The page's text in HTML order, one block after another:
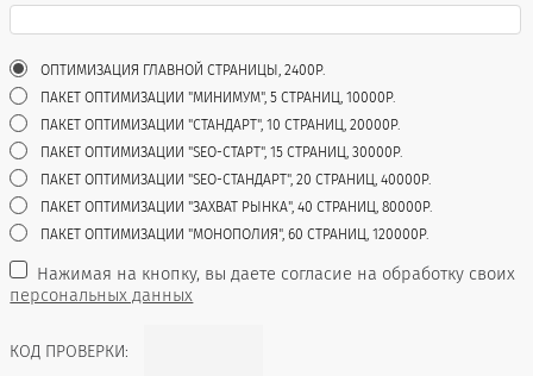
ОПТИМИЗАЦИЯ ГЛАВНОЙ СТРАНИЦЫ, 2400Р.
ПАКЕТ ОПТИМИЗАЦИИ "МИНИМУМ", 5 СТРАНИЦ, 10000Р.
ПАКЕТ ОПТИМИЗАЦИИ "СТАНДАРТ", 10 СТРАНИЦ, 20000Р.
ПАКЕТ ОПТИМИЗАЦИИ "SEO-СТАРТ", 15 СТРАНИЦ, 30000Р.
ПАКЕТ ОПТИМИЗАЦИИ "SEO-СТАНДАРТ", 20 СТРАНИЦ, 40000Р.
ПАКЕТ ОПТИМИЗАЦИИ "ЗАХВАТ РЫНКА", 40 СТРАНИЦ, 80000Р.
ПАКЕТ ОПТИМИЗАЦИИ "МОНОПОЛИЯ", 60 СТРАНИЦ, 120000Р.
Нажимая на кнопку, вы даете согласие на обработку своих
персональных данных
КОД ПРОВЕРКИ: